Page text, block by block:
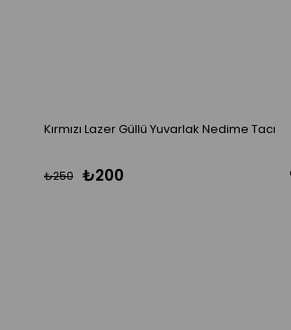
Kırmızı Lazer Güllü Yuvarlak Nedime Tacı
₺200
₺250